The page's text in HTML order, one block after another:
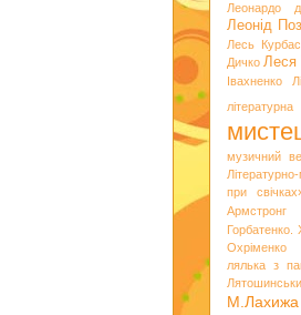
Леонардо
Леонід
Лесь Курбас
Дичко Леся
Івахненко
музичний
при
Армстронг
Горбатенко.
Охріменко
лялька з
М.Лахижа